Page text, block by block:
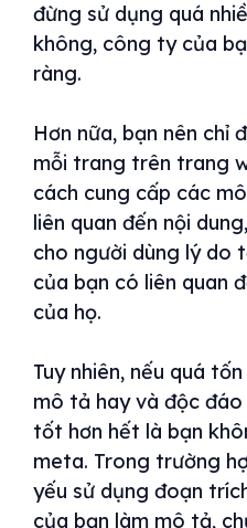
đừng sử dụng quá
không, công ty của
ràng.
Hơn nữa, bạn nên chỉ
mỗi trang trên trang
cách cung cấp các
liên quan đến nội
cho người dùng lý do
của bạn có liên quan
của họ.
Tuy nhiên, nếu quá
mô tả hay và độc
tốt hơn hết là bạn
meta. Trong trường
yếu sử dụng đoạn
của bạn làm mô tả,